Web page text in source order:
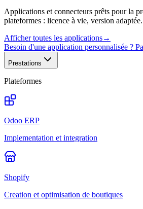
Applications et connecteurs prêts pour la
plateformes : licence à vie, version adaptée.
Afficher toutes les applications→
Besoin d'une application personnalisée ?
Prestations
Plateformes
Odoo ERP
Implementation et integration
Shopify
Creation et optimisation de boutiques